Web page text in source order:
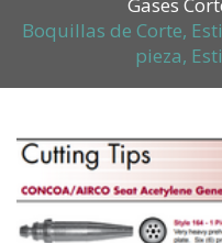
Boquillas de Corte,
pieza,